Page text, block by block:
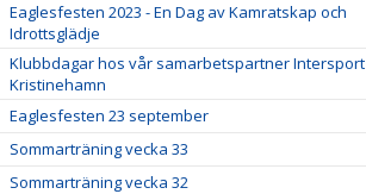
Eaglesfesten 2023 - En Dag av Kamratskap och
Idrottsglädje
Klubbdagar hos vår samarbetspartner Intersport
Kristinehamn
Eaglesfesten 23 september
Sommarträning vecka 33
Sommarträning vecka 32